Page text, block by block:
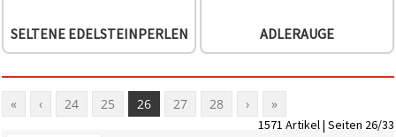
SELTENE EDELSTEINPERLEN ADLERAUGE
« ‹ 24 25 26 27 28 › »
1571 Artikel | Seiten 26/33